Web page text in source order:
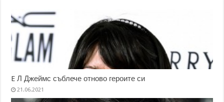
E Л Джеймс съблече отново героите си
21.06.2021